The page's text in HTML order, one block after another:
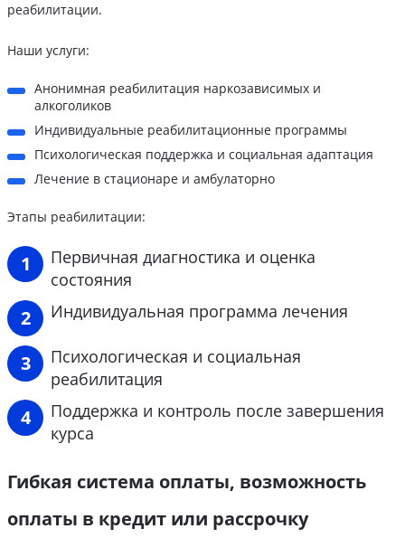
реабилитации.
Наши услуги:
Анонимная реабилитация наркозависимых и
алкоголиков
Индивидуальные реабилитационные программы
Психологическая поддержка и социальная адаптация
Лечение в стационаре и амбулаторно
Этапы реабилитации:
Первичная диагностика и оценка
состояния
Индивидуальная программа лечения
Психологическая и социальная
реабилитация
Поддержка и контроль после завершения
курса
Гибкая система оплаты, возможность
оплаты в кредит или рассрочку